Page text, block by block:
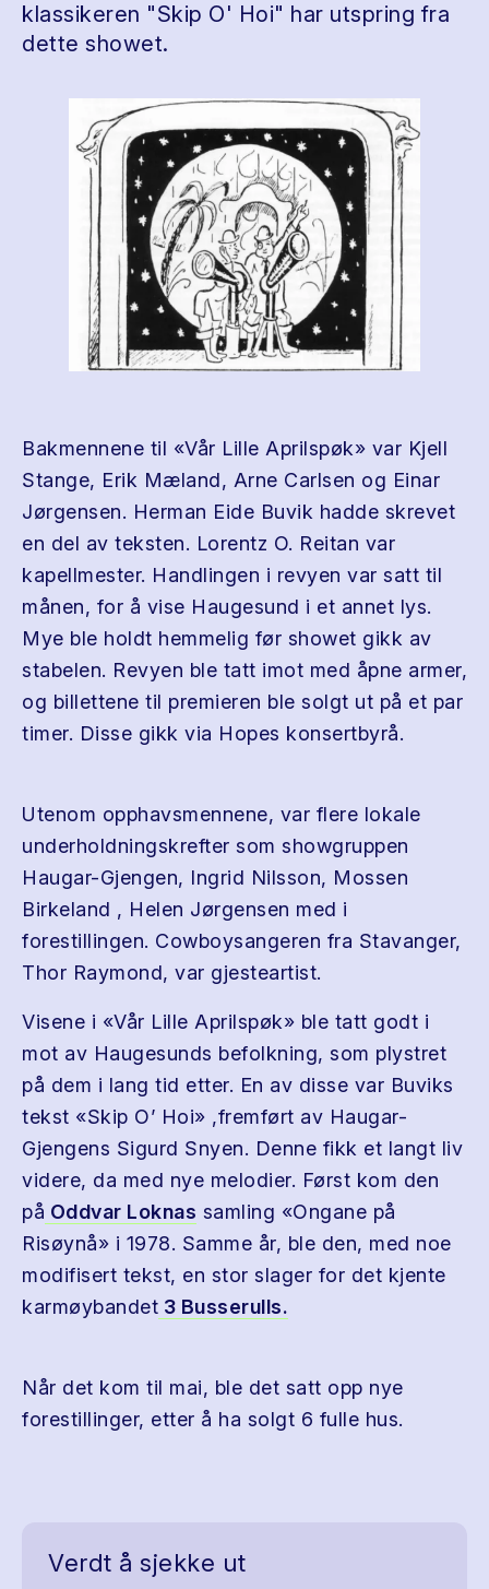
klassikeren "Skip O' Hoi" har utspring fra
dette showet.
Bakmennene til «Vår Lille Aprilspøk» var Kjell
Stange, Erik Mæland, Arne Carlsen og Einar
Jørgensen. Herman Eide Buvik hadde skrevet
en del av teksten. Lorentz O. Reitan var
kapellmester. Handlingen i revyen var satt til
månen, for å vise Haugesund i et annet lys.
Mye ble holdt hemmelig før showet gikk av
stabelen. Revyen ble tatt imot med åpne armer,
og billettene til premieren ble solgt ut på et par
timer. Disse gikk via Hopes konsertbyrå.
Utenom opphavsmennene, var flere lokale
underholdningskrefter som showgruppen
Haugar-Gjengen, Ingrid Nilsson, Mossen
Birkeland , Helen Jørgensen med i
forestillingen. Cowboysangeren fra Stavanger,
Thor Raymond, var gjesteartist.
Visene i «Vår Lille Aprilspøk» ble tatt godt i
mot av Haugesunds befolkning, som plystret
på dem i lang tid etter. En av disse var Buviks
tekst «Skip O’ Hoi» ,fremført av Haugar-
Gjengens Sigurd Snyen. Denne fikk et langt liv
videre, da med nye melodier. Først kom den
på Oddvar Loknas samling «Ongane på
Risøynå» i 1978. Samme år, ble den, med noe
modifisert tekst, en stor slager for det kjente
karmøybandet 3 Busserulls.
Når det kom til mai, ble det satt opp nye
forestillinger, etter å ha solgt 6 fulle hus.
Verdt å sjekke ut